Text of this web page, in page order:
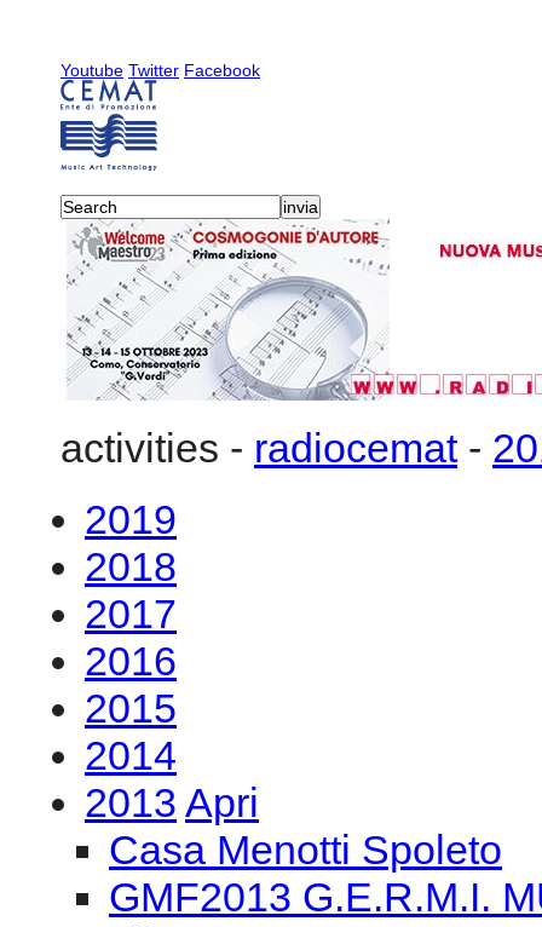
Youtube Twitter Facebook
activities - radiocemat-
2019
2018
2017
2016
2015
2014
2013 Apri
Casa Menotti Spoleto
GMF2013 G.E.R.M.I.